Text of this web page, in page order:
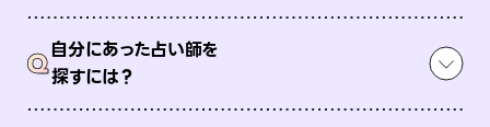
Q自分にあった占い師を
探すには？